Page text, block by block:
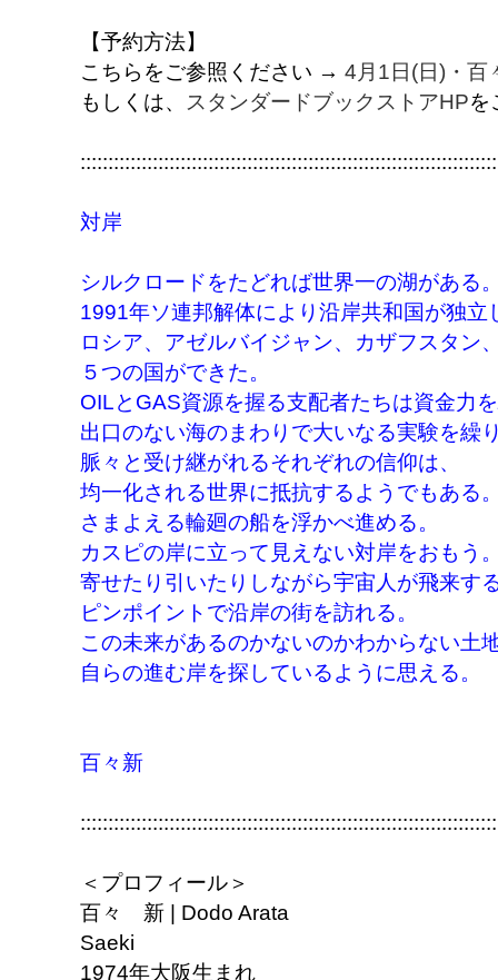
【予約方法】
こちらをご参照ください → 4月1日(日)・百
もしくは、
スタンダードブックストアHPを
:::::::::::::::::::::::::::::::::::::::::::::::::::::::::::::::::::::::::::
対岸
シルクロードをたどれば世界一の湖がある
1991年ソ連邦解体により沿岸共和国が独立
ロシア、アゼルバイジャン、カザフスタン
５つの国ができた。
OILとGAS資源を握る支配者たちは資金力
出口のない海のまわりで大いなる実験を繰
脈々と受け継がれるそれぞれの信仰は、
均一化される世界に抵抗するようでもある
さまよえる輪廻の船を浮かべ進める。
カスピの岸に立って見えない対岸をおもう
寄せたり引いたりしながら宇宙人が飛来す
ピンポイントで沿岸の街を訪れる。
この未来があるのかないのかわからない土
自らの進む岸を探しているように思える。
百々新
＜プロフィール＞
百々 新 | Dodo Arata
Saeki
1974年大阪生まれ